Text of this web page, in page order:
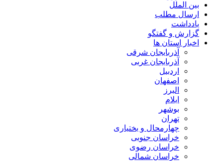
بین الملل
ارسال مطلب
یادداشت
گزارش و گفتگو
اخبار استان ها
آذربایجان شرقی
آذربایجان غربی
اردبیل
اصفهان
البرز
ایلام
بوشهر
تهران
چهارمحال و بختیاری
خراسان جنوبی
خراسان رضوی
خراسان شمالی